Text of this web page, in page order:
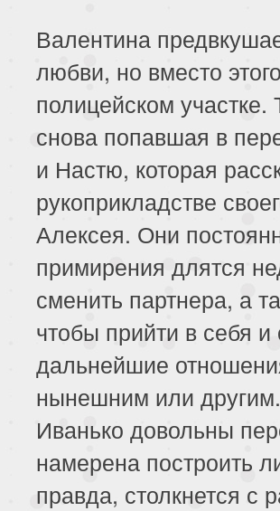
Валентина
любви, но вместо
полицейском
снова попавшая в
и Настю, которая
рукоприкладстве
Алексея. Они
примирения длятся
сменить партнера, а
чтобы прийти в себя и
дальнейшие
нынешним или
Иванько довольны
намерена построить
правда, столкнется с